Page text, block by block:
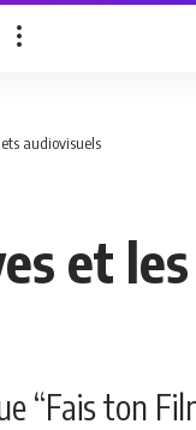
audiovisuels
et
“Fais ton